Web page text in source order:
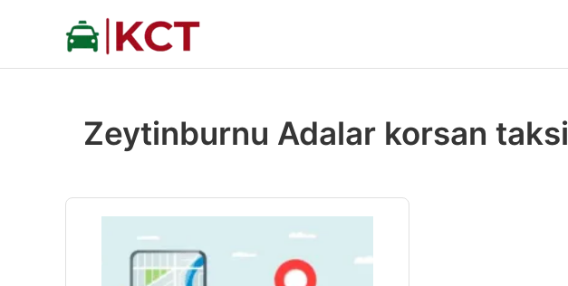
Zeytinburnu Adalar korsan taksi